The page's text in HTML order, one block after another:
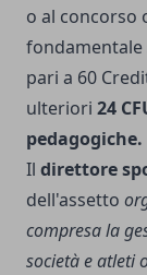
o al
fondamentale
pari a 60
ulteriori 24
pedagogiche.
Il direttore
dell'assetto
compresala
società eatleti